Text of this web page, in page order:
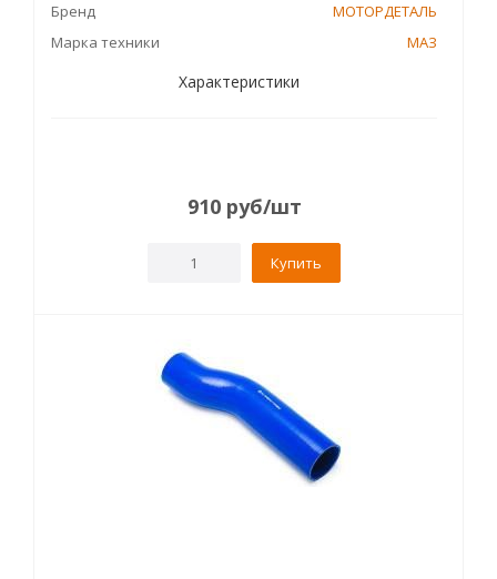
Бренд
МОТОРДЕТАЛЬ
Марка техники
МАЗ
Характеристики
910 руб/шт
Купить